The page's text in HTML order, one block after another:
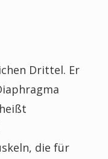
Drittel. Er
die für